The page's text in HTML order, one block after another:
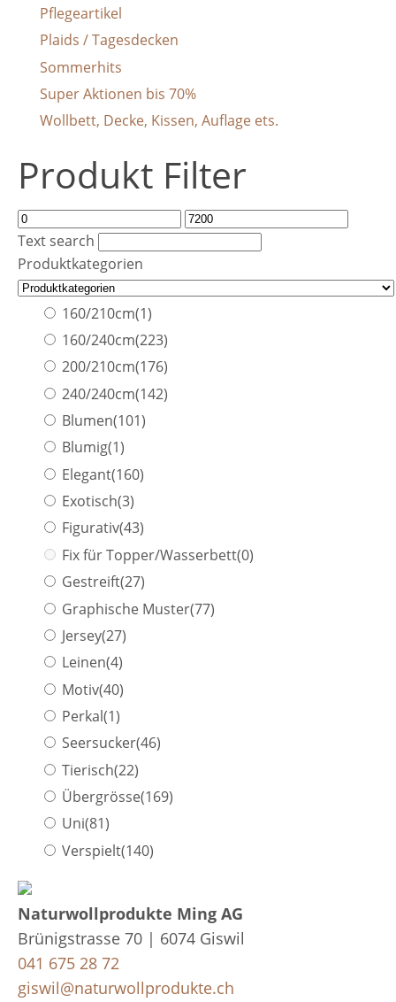
Pflegeartikel
Plaids / Tagesdecken
Sommerhits
Super Aktionen bis 70%
Wollbett, Decke, Kissen, Auflage ets.
Produkt Filter
Text search
Produktkategorien
160/210cm(1)
160/240cm(223)
200/210cm(176)
240/240cm(142)
Blumen(101)
Blumig(1)
Elegant(160)
Exotisch(3)
Figurativ(43)
Fix für Topper/Wasserbett(0)
Gestreift(27)
Graphische Muster(77)
Jersey(27)
Leinen(4)
Motiv(40)
Perkal(1)
Seersucker(46)
Tierisch(22)
Übergrösse(169)
Uni(81)
Verspielt(140)
Naturwollprodukte Ming AG
Brünigstrasse 70 | 6074 Giswil
041 675 28 72
giswil@naturwollprodukte.ch